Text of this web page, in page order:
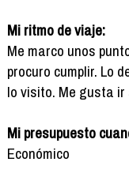
Mi ritmo de viaje:
Me marco unos
procuro cumplir. Lo
lo visito. Me gusta
Mi presupuesto
Económico